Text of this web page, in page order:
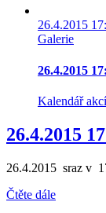
26.4.2015
Galerie
26.4.2015
Kalendář akcí
26.4.2015
26.4.2015 sraz v
Čtěte dále